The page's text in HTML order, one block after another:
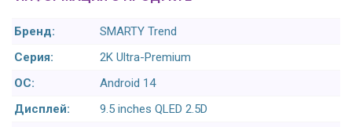
Бренд:
SMARTY Trend
Серия:
2K Ultra-Premium
ОС:
Android 14
Дисплей:
9.5 inches QLED 2.5D